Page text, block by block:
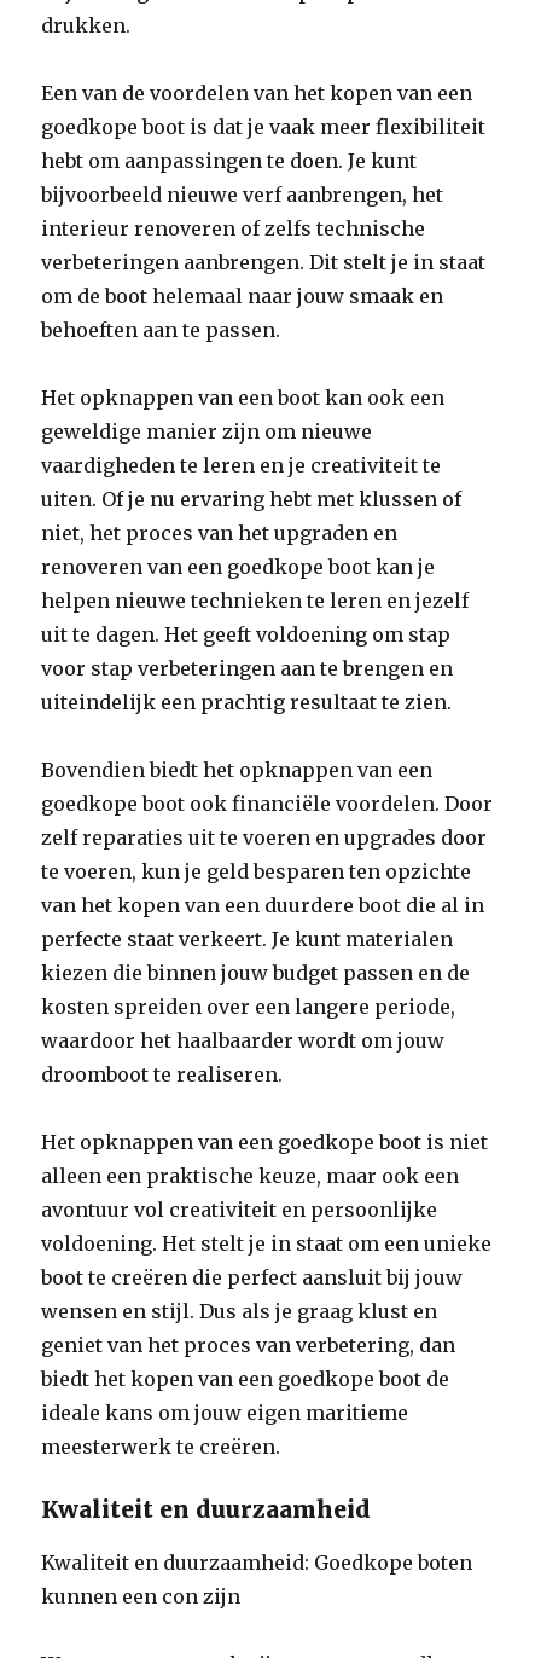
drukken.
Een van de voordelen van het kopen van een
goedkope boot is dat je vaak meer flexibiliteit
hebt om aanpassingen te doen. Je kunt
bijvoorbeeld nieuwe verf aanbrengen, het
interieur renoveren of zelfs technische
verbeteringen aanbrengen. Dit stelt je in staat
om de boot helemaal naar jouw smaak en
behoeften aan te passen.
Het opknappen van een boot kan ook een
geweldige manier zijn om nieuwe
vaardigheden te leren en je creativiteit te
uiten. Of je nu ervaring hebt met klussen of
niet, het proces van het upgraden en
renoveren van een goedkope boot kan je
helpen nieuwe technieken te leren en jezelf
uit te dagen. Het geeft voldoening om stap
voor stap verbeteringen aan te brengen en
uiteindelijk een prachtig resultaat te zien.
Bovendien biedt het opknappen van een
goedkope boot ook financiële voordelen. Door
zelf reparaties uit te voeren en upgrades door
te voeren, kun je geld besparen ten opzichte
van het kopen van een duurdere boot die al in
perfecte staat verkeert. Je kunt materialen
kiezen die binnen jouw budget passen en de
kosten spreiden over een langere periode,
waardoor het haalbaarder wordt om jouw
droomboot te realiseren.
Het opknappen van een goedkope boot is niet
alleen een praktische keuze, maar ook een
avontuur vol creativiteit en persoonlijke
voldoening. Het stelt je in staat om een unieke
boot te creëren die perfect aansluit bij jouw
wensen en stijl. Dus als je graag klust en
geniet van het proces van verbetering, dan
biedt het kopen van een goedkope boot de
ideale kans om jouw eigen maritieme
meesterwerk te creëren.
Kwaliteit en duurzaamheid
Kwaliteit en duurzaamheid: Goedkope boten
kunnen een con zijn